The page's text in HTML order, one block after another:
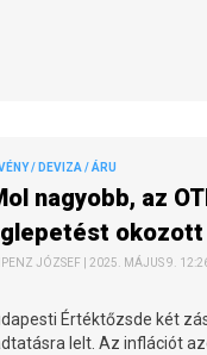
/ DEVIZA / ÁRU
nagyobb, az
okozott
JÓZSEF | 2025. MÁJUS 9.
Értéktőzsde két
lelt. Az inflációt